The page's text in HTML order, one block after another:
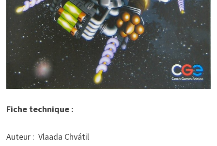
Fiche technique :
Auteur : Vlaada Chvátil